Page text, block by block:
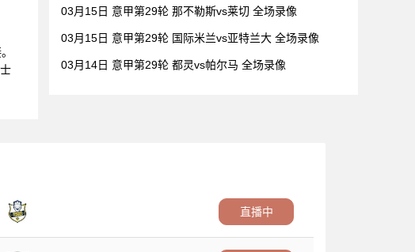
03月15日 意甲第29轮 那不勒斯vs莱切 全场录像
03月15日 意甲第29轮 国际米兰vs亚特兰大 全场录像
03月14日 意甲第29轮 都灵vs帕尔马 全场录像
直播中